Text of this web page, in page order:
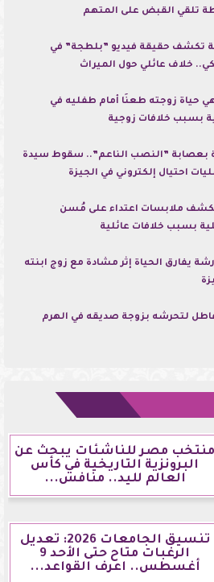
تلقي القبض على المتهم
تكشف حقيقة فيديو ”بلطجة” في
خلاف عائلي حول الميراث
حياة زوجته طعنًا أمام طفليه في
بسبب خلافات زوجية
بعصابة ”النصب الناعم”.. سقوط سيدة
احتيال إلكتروني في الجيزة
ملابسات اعتداء على مُسن
بسبب خلافات عائلية
يفارق الحياة إثر مشادة مع زوج ابنته
لتحرشه بزوجة صديقه في الهرم
منتخب مصر للناشئات يبحث عن
البرونزية التاريخية في كأس
العالم لليد.. منافس...
تنسيق الجامعات 2026: تعديل
الرغبات متاح حتى الأحد 9
أغسطس.. اعرف القواعد...